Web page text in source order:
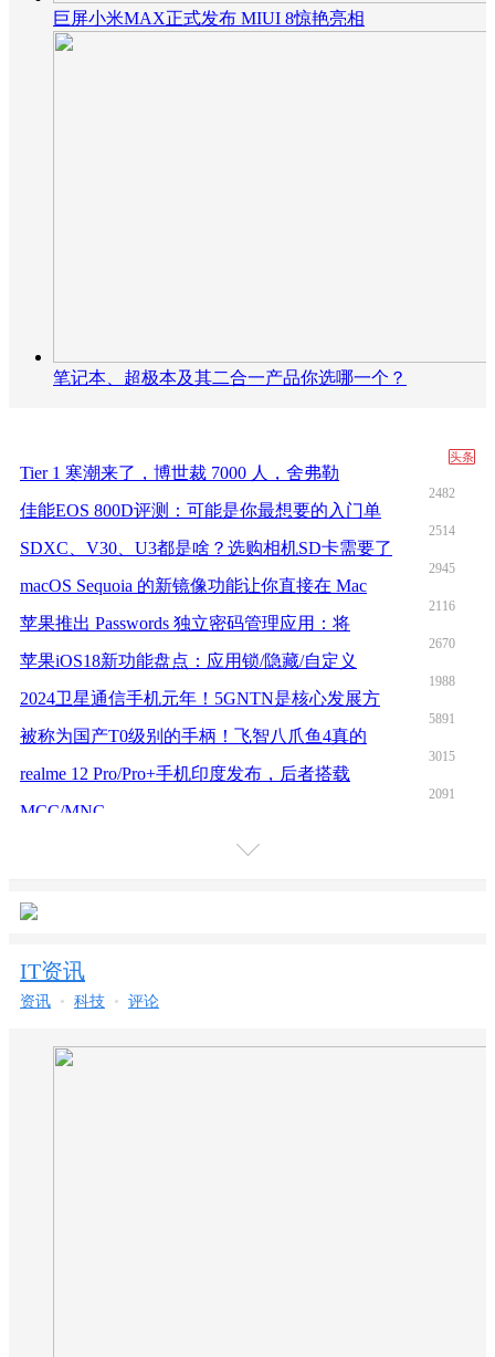
巨屏小米MAX正式发布 MIUI 8惊艳亮相
笔记本、超极本及其二合一产品你选哪一个？
头条
Tier 1 寒潮来了，博世裁 7000 人，舍弗勒
2482
佳能EOS 800D评测：可能是你最想要的入门单
2514
SDXC、V30、U3都是啥？选购相机SD卡需要了
2945
macOS Sequoia 的新镜像功能让你直接在 Mac
2116
苹果推出 Passwords 独立密码管理应用：将
2670
苹果iOS18新功能盘点：应用锁/隐藏/自定义
1988
2024卫星通信手机元年！5GNTN是核心发展方
5891
被称为国产T0级别的手柄！飞智八爪鱼4真的
3015
realme 12 Pro/Pro+手机印度发布，后者搭载
2091
MCC/MNC
如何禁用Windows键在Windows 10 / 11中
5G、 4G、 2G/3G/NB-IOT主力频段
出游必看！欣赏《一梦江湖》江南绝美风景照
如何在 Steam 平台和其他隐藏的快捷方式上
IT资讯
资讯 • 科技 • 评论